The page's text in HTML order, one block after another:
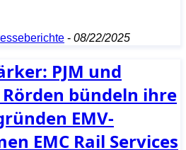
- 08/22/2025
PJM und
bündeln ihre
EMV-
EMC Rail Services